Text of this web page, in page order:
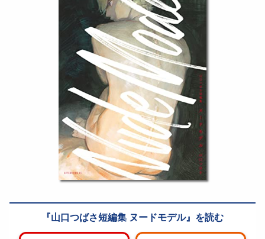
山口つばさ短編集 ヌードモデル